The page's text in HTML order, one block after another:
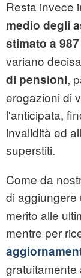
Resta invece
medio degli
stimato a
variano
di pensioni,
erogazioni di
l'anticipata,
invalidità ed
superstiti.
Come da
di aggiungere
merito alle
mentre per
gratuitamente